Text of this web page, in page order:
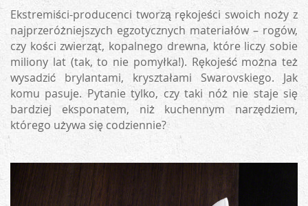
Ekstremiści-producenci tworzą rękojeści swoich noży z
najprzeróżniejszych egzotycznych materiałów – rogów,
czy kości zwierząt, kopalnego drewna, które liczy sobie
miliony lat (tak, to nie pomyłka!). Rękojeść można też
wysadzić brylantami, kryształami Swarovskiego. Jak
komu pasuje. Pytanie tylko, czy taki nóż nie staje się
bardziej eksponatem, niż kuchennym narzędziem,
którego używa się codziennie?